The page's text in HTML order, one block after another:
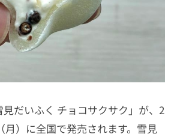
見だいふく チョコサクサク」が、2
月）に全国で発売されます。雪見